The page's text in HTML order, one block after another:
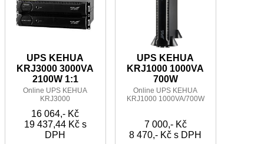
UPS KEHUA
KRJ3000 3000VA
2100W 1:1
Online UPS KEHUA
KRJ3000
16 064,- Kč
19 437,44 Kč s
DPH
UPS KEHUA
KRJ1000 1000VA
700W
Online UPS KEHUA
KRJ1000 1000VA/700W
7 000,- Kč
8 470,- Kč s DPH